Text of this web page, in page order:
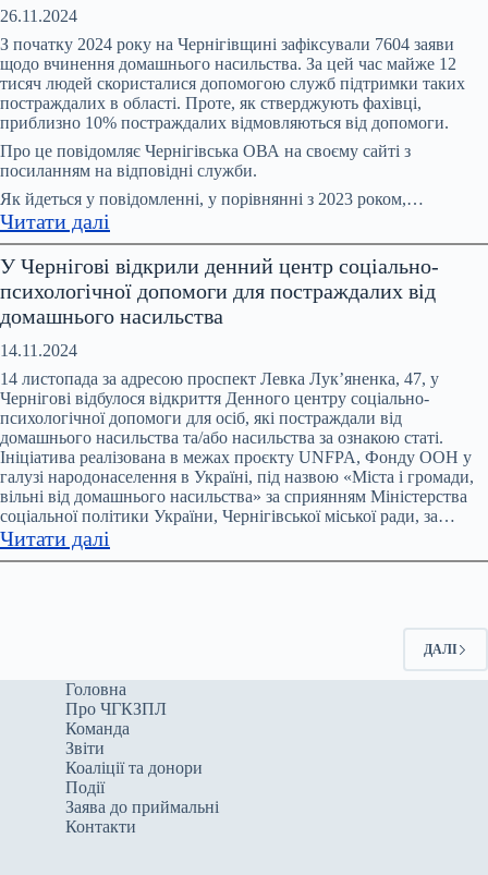
запобігання
та
протидії
домашньому
насильству,
насильству
ознакою
статі
26.11.2024
З початку 2024 року на Чернігівщині зафіксували 7604 заяви
щодо вчинення домашнього насильства. За цей час майже 12
тисяч людей скористалися допомогою служб підтримки таких
постраждалих в області. Проте, як стверджують фахівці,
приблизно 10% постраждалих відмовляються від допомоги.
Про це повідомляє Чернігівська ОВА на своєму сайті з
посиланням на відповідні служби.
Як йдеться у повідомленні, у порівнянні з 2023 роком,…
Читати далі
“10%
постраждалих
відмовляються
від
на
Чернігівщині
у
2024
році
зафіксували
7604
заяви
У Чернігові відкрили денний центр соціально-
психологічної допомоги для постраждалих від
домашнього насильства
14.11.2024
14 листопада за адресою проспект Левка Лук’яненка, 47, у
Чернігові відбулося відкриття Денного центру соціально-
психологічної допомоги для осіб, які постраждали від
домашнього насильства та/або насильства за ознакою статі.
Ініціатива реалізована в межах проєкту UNFPA, Фонду ООН у
галузі народонаселення в Україні, під назвою «Міста і громади,
вільні від домашнього насильства» за сприянням Міністерства
соціальної політики України, Чернігівської міської ради, за…
Читати далі
У
соціально-
психологічної
допомоги
для
від
домашнього
ДАЛІ
Головна
Про ЧГКЗПЛ
Команда
Звіти
Коаліції та донори
Події
Заява до приймальні
Контакти